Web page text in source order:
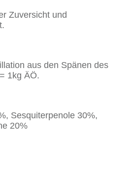
Zuversicht und
aus den Spänen des
1kg ÄÖ.
Sesquiterpenole 30%,
20%